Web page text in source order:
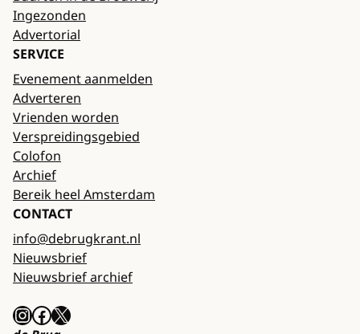
Ingezonden
Advertorial
SERVICE
Evenement aanmelden
Adverteren
Vrienden worden
Verspreidingsgebied
Colofon
Archief
Bereik heel Amsterdam
CONTACT
info@debrugkrant.nl
Nieuwsbrief
Nieuwsbrief archief
InstagramFacebook X